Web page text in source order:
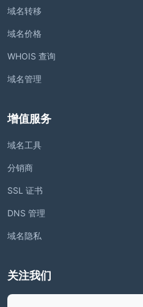
域名转移
域名价格
WHOIS 查询
域名管理
增值服务
域名工具
分销商
SSL 证书
DNS 管理
域名隐私
关注我们